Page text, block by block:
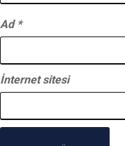
Ad *
İnternet sitesi